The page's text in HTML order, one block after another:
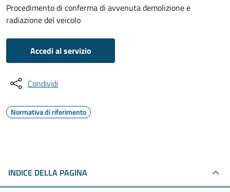
Procedimento di conferma di avvenuta demolizione e
radiazione del veicolo
Accedi al servizio
Condividi
Normativa di riferimento
INDICE DELLA PAGINA